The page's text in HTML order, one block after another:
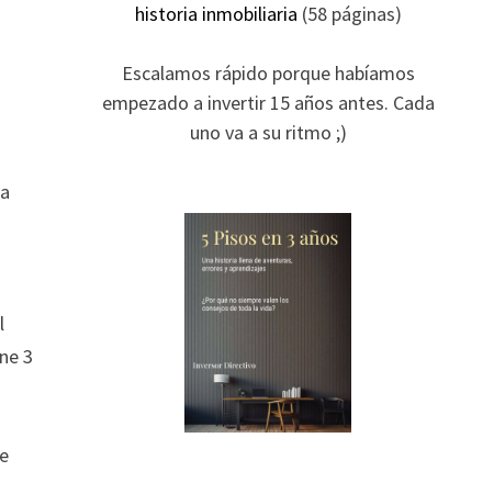
3
historia inmobiliaria (58 páginas)
Escalamos rápido porque habíamos
empezado a invertir 15 años antes. Cada
uno va a su ritmo ;)